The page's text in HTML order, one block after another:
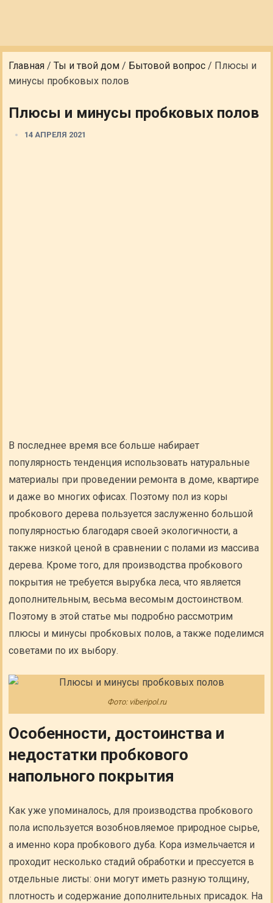
Главная /Ты и твой дом / Бытовой вопрос / Плюсы и
минусы пробковых полов
Плюсы и минусы пробковых полов
14 АПРЕЛЯ 2021
В последнее время все больше набирает
популярность тенденция использовать натуральные
материалы при проведении ремонта в доме, квартире
и даже во многих офисах. Поэтому пол из коры
пробкового дерева пользуется заслуженно большой
популярностью благодаря своей экологичности, а
также низкой ценой в сравнении с полами из массива
дерева. Кроме того, для производства пробкового
покрытия не требуется вырубка леса, что является
дополнительным, весьма весомым достоинством.
Поэтому в этой статье мы подробно рассмотрим
плюсы и минусы пробковых полов, а также поделимся
советами по их выбору.
Фото: viberipol.ru
Особенности, достоинства и
недостатки пробкового
напольного покрытия
Как уже упоминалось, для производства пробкового
пола используется возобновляемое природное сырье,
а именно кора пробкового дуба. Кора измельчается и
проходит несколько стадий обработки и прессуется в
отдельные листы: они могут иметь разную толщину,
плотность и содержание дополнительных присадок. На